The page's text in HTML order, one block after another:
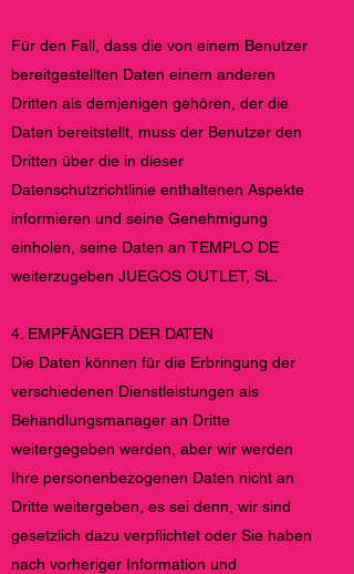
Für den Fall, dass die von einem Benutzer
bereitgestellten Daten einem anderen
Dritten als demjenigen gehören, der die
Daten bereitstellt, muss der Benutzer den
Dritten über die in dieser
Datenschutzrichtlinie enthaltenen Aspekte
informieren und seine Genehmigung
einholen, seine Daten an TEMPLO DE
weiterzugeben JUEGOS OUTLET, SL.
4. EMPFÄNGER DER DATEN
Die Daten können für die Erbringung der
verschiedenen Dienstleistungen als
Behandlungsmanager an Dritte
weitergegeben werden, aber wir werden
Ihre personenbezogenen Daten nicht an
Dritte weitergeben, es sei denn, wir sind
gesetzlich dazu verpflichtet oder Sie haben
nach vorheriger Information und